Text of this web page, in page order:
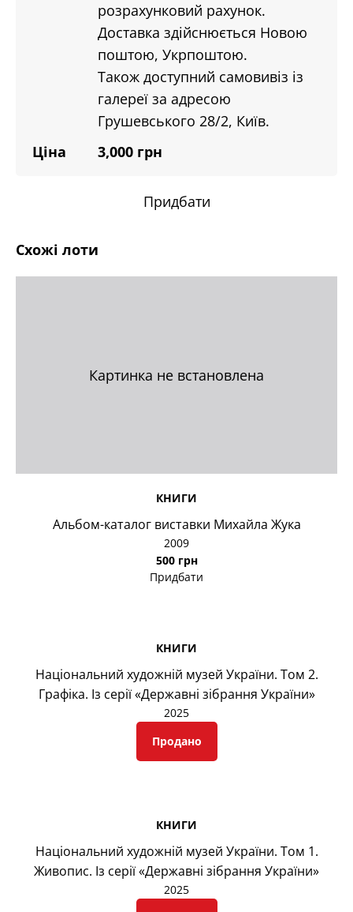
розрахунковий рахунок.
Доставка здійснюється Новою
поштою, Укрпоштою.
Також доступний самовивіз із
галереї за адресою
Грушевського 28/2, Київ.
Ціна
3,000 грн
Придбати
Схожі лоти
Картинка не встановлена
КНИГИ
Альбом-каталог виставки Михайла Жука
2009
500 грн
Придбати
КНИГИ
Національний художній музей України. Том 2.
Графіка. Із серії «Державні зібрання України»
2025
Продано
КНИГИ
Національний художній музей України. Том 1.
Живопис. Із серії «Державні зібрання України»
2025